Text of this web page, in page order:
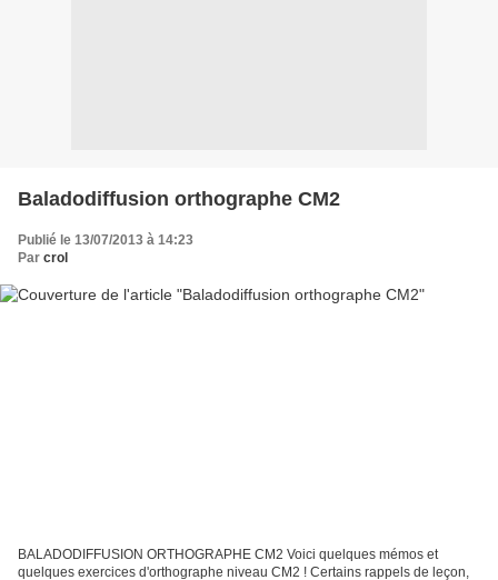
Baladodiffusion orthographe CM2
Publié le 13/07/2013 à 14:23
Par crol
BALADODIFFUSION ORTHOGRAPHE CM2 Voici quelques mémos et
quelques exercices d'orthographe niveau CM2 ! Certains rappels de leçon,